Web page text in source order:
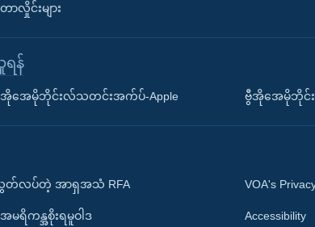
ာလှိုင်းများ
ရန်
အေမိုဘိုင်းလ်သတင်းအက်ပ်-Apple ဗွီအိုအေမိုဘိုင်
တ်လပ်တဲ့ အာရှအသံ RFA
မရိကန္အစိုးရမူဝါဒ
VOA's
Accessibility